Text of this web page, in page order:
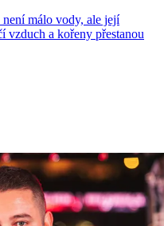
málo vody, ale její
vzduch a kořeny přestanou